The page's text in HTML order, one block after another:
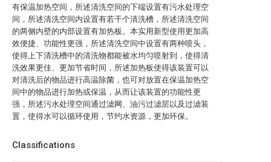
有保温加热空间，所述清洗空间的下端设置有污水处理空
间，所述清洗空间内设置有若干个清洗槽，所述清洗空间
的两侧内壁的内部设置有加热板。本实用新型使用更加高
效便捷、功能性更强，所述清洗空间中设置有两种喷头，
使得上下清洗槽中的清洗物都能被水均匀喷射到，使得清
洗效果更佳、更加节省时间，所述加热板使得该装置可以
对清洗后的物品进行高温除菌，也可对放置在保温加热空
间中的物品进行加热或保温，从而让该装置的功能性更
强，所述污水处理空间通过滤网、油污过滤层以及过滤装
置，使得水可以循环使用，节约水资源，更加环保。
Classifications